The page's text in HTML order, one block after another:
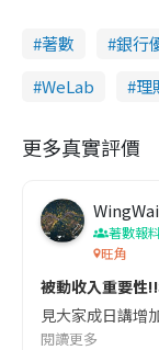
著數 銀行
WeLab
理
更多真實評價
WingWai
著數報
旺角
被動收入重要性
見大家成日講增
閱讀更多